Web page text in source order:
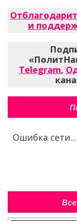
и
Telegram,
Ошибка сети...